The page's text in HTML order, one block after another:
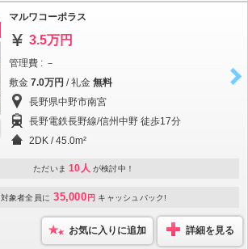
マルワコーポラス
3.5万円
管理費 : －
敷金 7.0万円 / 礼金 無料
長野県中野市南宮
長野電鉄長野線/信州中野 徒歩17分
2DK / 45.0m²
ただいま 10人 が検討中！
対象者全員に 35,000 円 キャッシュバック!
お気に入りに追加 詳細を見る